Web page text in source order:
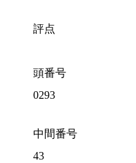
評点
頭番号
0293
中間番号
43